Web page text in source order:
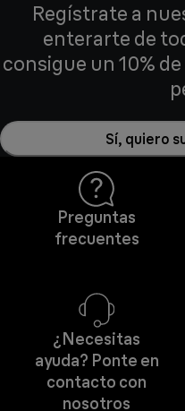
Regístrate a
enterarte de
consigue un 10%
Sí, quiero
Preguntas
frecuentes
¿Necesitas
ayuda? Ponte en
contacto con
nosotros